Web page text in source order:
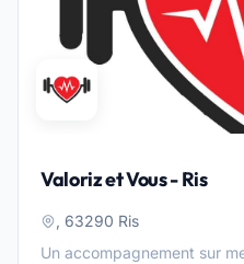
Valoriz et Vous - Ris
, 63290 Ris
Un accompagnement sur